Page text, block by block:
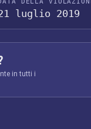
luglio 2019
in tutti i